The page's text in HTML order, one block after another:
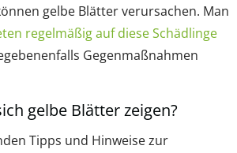
gelbe Blätter verursachen. Man
regelmäßig auf diese Schädlinge
Gegenmaßnahmen
gelbe Blätter zeigen?
Tipps und Hinweise zur